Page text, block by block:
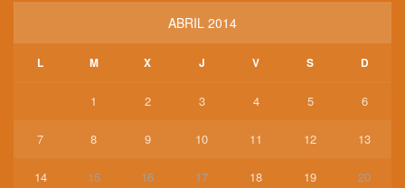
ABRIL 2014
L M X J V S D
1 2 3 4 5 6
7 8 9 10 11 12 13
14 15 16 17 18 19 20